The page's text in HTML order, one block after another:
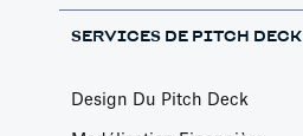
SERVICES DE PITCH DECK
Design Du Pitch Deck